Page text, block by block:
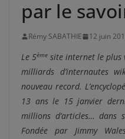
par le
Rémy SABATHIE 12 juin
Le 5ème site internet le plus
milliards d’internautes
nouveau record.
13 ans le 15 janvier
millions d’articles… dans
Fondée par Jimmy